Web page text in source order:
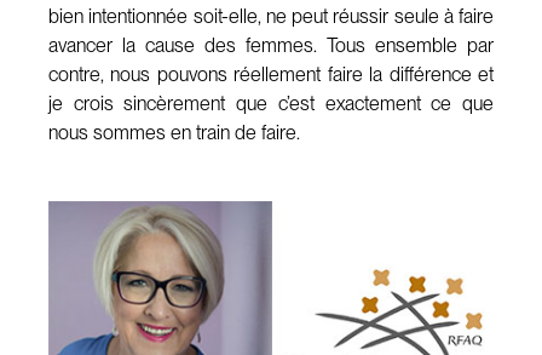
bien intentionnée soit-elle, ne peut réussir seule à faire
avancer la cause des femmes. Tous ensemble par
contre, nous pouvons réellement faire la différence et
je crois sincèrement que c’est exactement ce que
nous sommes en train de faire.